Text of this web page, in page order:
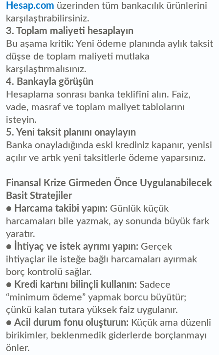
Hesap.com üzerinden tüm bankacılık ürünlerini
karşılaştırabilirsiniz.
3. Toplam maliyeti hesaplayın
Bu aşama kritik: Yeni ödeme planında aylık taksit
düşse de toplam maliyeti mutlaka
karşılaştırmalısınız.
4. Bankayla görüşün
Hesaplama sonrası banka teklifini alın. Faiz,
vade, masraf ve toplam maliyet tablolarını
isteyin.
5. Yeni taksit planını onaylayın
Banka onayladığında eski krediniz kapanır, yenisi
açılır ve artık yeni taksitlerle ödeme yaparsınız.
Finansal Krize Girmeden Önce Uygulanabilecek
Basit Stratejiler
● Harcama takibi yapın: Günlük küçük
harcamaları bile yazmak, ay sonunda büyük fark
yaratır.
●
İhtiyaç ve istek ayrımı yapın: Gerçek
ihtiyaçlar ile isteğe bağlı harcamaları ayırmak
borç kontrolü sağlar.
● Kredi kartını bilinçli kullanın: Sadece
“minimum ödeme” yapmak borcu büyütür;
çünkü kalan tutara yüksek faiz uygulanır.
● Acil durum fonu oluşturun: Küçük ama düzenli
birikimler, beklenmedik giderlerde borçlanmayı
önler.